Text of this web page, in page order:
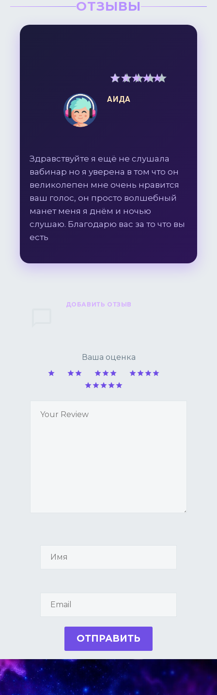
ОТЗЫВЫ
АИДА
5out of 5
Здравствуйте я ещё не слушала
вабинар но я уверена в том что он
великолепен мне очень нравится
ваш голос, он просто волшебный
манет меня я днём и ночью
слушаю. Благодарю вас за то что вы
есть
ДОБАВИТЬ ОТЗЫВ
Ваша оценка
3